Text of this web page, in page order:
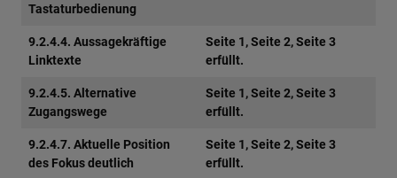
Tastaturbedienung
9.2.4.4. Aussagekräftige
Linktexte
Seite 1, Seite 2, Seite 3
erfüllt.
9.2.4.5. Alternative
Zugangswege
Seite 1, Seite 2, Seite 3
erfüllt.
9.2.4.7. Aktuelle Position
des Fokus deutlich
Seite 1, Seite 2, Seite 3
erfüllt.